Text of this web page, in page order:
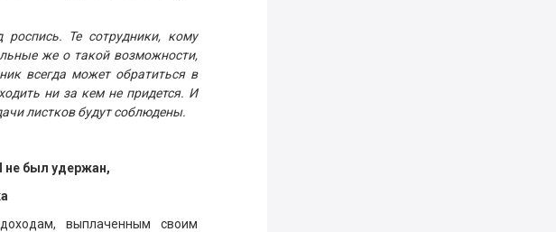
Те сотрудники, кому
же о такой возможности,
всегда может обратиться в
ни за кем не придется. И
листков будут соблюдены.
был удержан,
выплаченным своим